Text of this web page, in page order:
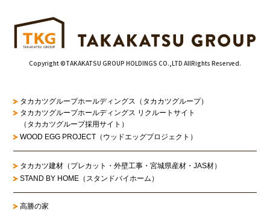
Copyright ©TAKAKATSU GROUP HOLDINGS CO.,LTD AllRights Reserved.
タカカツグループホールディングス（タカカツグループ）
タカカツグループホールディングス リクルートサイト
（タカカツグループ採用サイト）
WOOD EGG PROJECT（ウッドエッグプロジェクト）
タカカツ建材（プレカット・外壁工事・宮城県産材・JAS材）
STAND BY HOME（スタンドバイホーム）
高勝の家